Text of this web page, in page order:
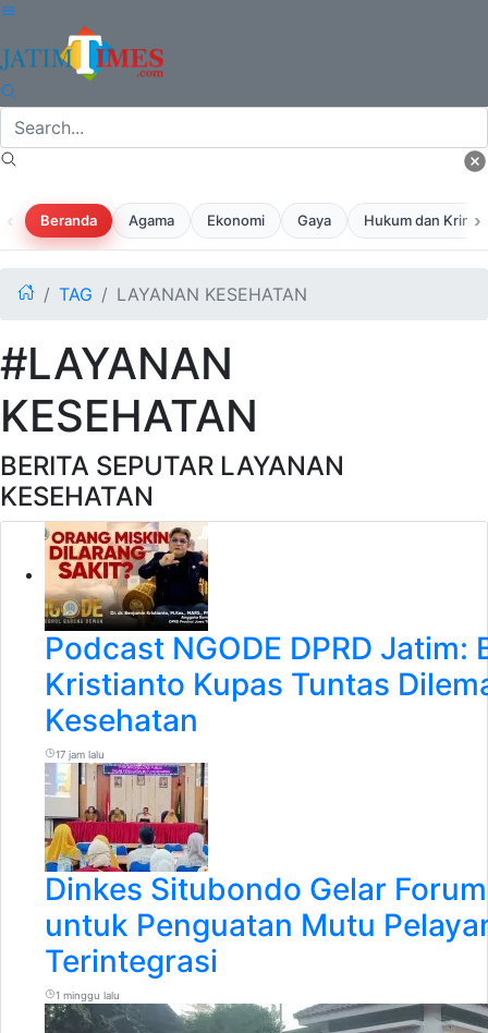
‹ Beranda Agama Ekonomi Gaya Hukum dan ›
TAG LAYANAN KESEHATAN
#LAYANAN
KESEHATAN
BERITA SEPUTAR LAYANAN
KESEHATAN
Podcast NGODE DPRD Jatim:
Kristianto Kupas Tuntas
Kesehatan
17 jam lalu
Dinkes Situbondo Gelar
untuk Penguatan Mutu
Terintegrasi
1 minggu lalu